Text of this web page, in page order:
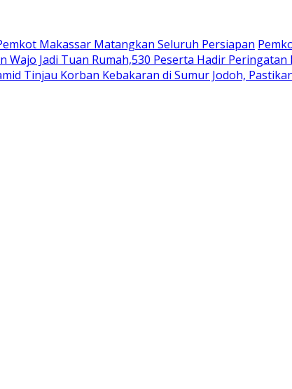
Makassar Matangkan Seluruh Persiapan
Wajo Jadi Tuan Rumah,530 Peserta Hadir Peringatan
Tinjau Korban Kebakaran di Sumur Jodoh,